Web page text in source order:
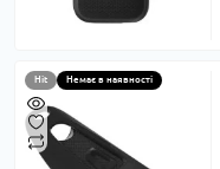
Hit Немає в наявності